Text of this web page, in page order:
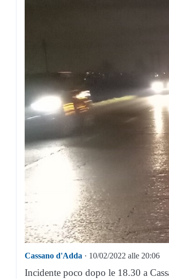
Cassano d'Adda · 10/02/2022 alle 20:06
Incidente poco dopo le 18.30 a